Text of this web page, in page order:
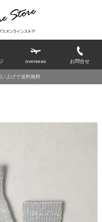
overseas お問合せ
上げで送料無料